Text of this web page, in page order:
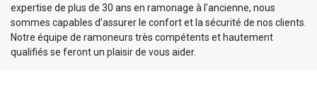
expertise de plus de 30 ans en ramonage à l'ancienne, nous
sommes capables d’assurer le confort et la sécurité de nos clients.
Notre équipe de ramoneurs très compétents et hautement
qualifiés se feront un plaisir de vous aider.